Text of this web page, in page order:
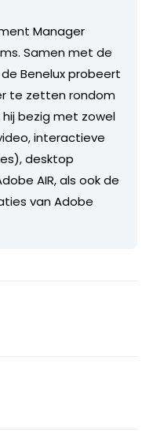
Manager
Samen met de
Benelux probeert
te zetten rondom
bezig met zowel
interactieve
desktop
AIR, als ook de
van Adobe